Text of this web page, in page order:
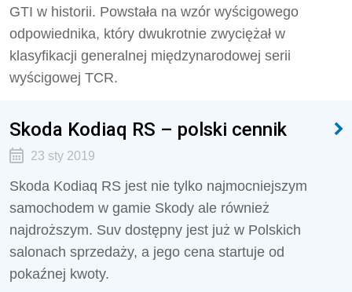
GTI w historii. Powstała na wzór wyścigowego
odpowiednika, który dwukrotnie zwyciężał w
klasyfikacji generalnej międzynarodowej serii
wyścigowej TCR.
Skoda Kodiaq RS – polski cennik
23 sty 2019
Skoda Kodiaq RS jest nie tylko najmocniejszym
samochodem w gamie Skody ale również
najdroższym. Suv dostępny jest już w Polskich
salonach sprzedaży, a jego cena startuje od
pokaźnej kwoty.